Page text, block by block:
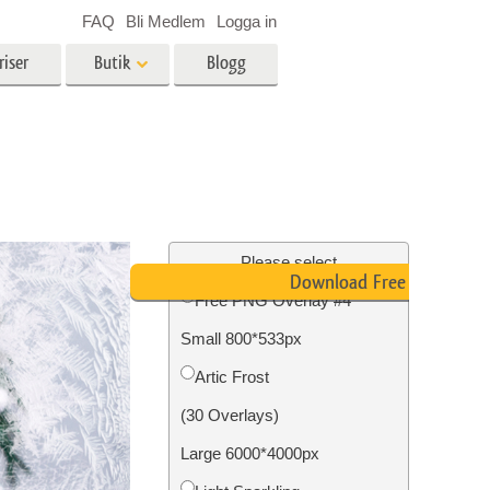
Foto restaurering
Butik Blogg
FAQ Bli Medlem Logga in
Please select
Free PNG Overlay #4
Small 800*533px
Artic Frost
(30 Overlays)
Large 6000*4000px
Download Free PNG